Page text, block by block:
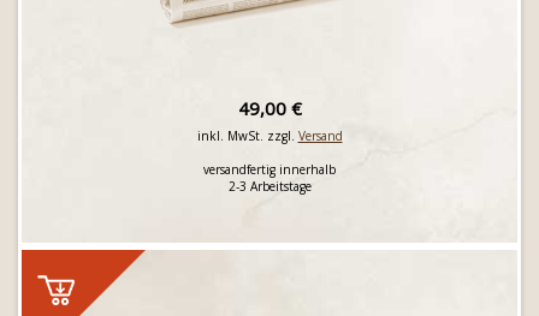
49,00 €
inkl. MwSt. zzgl. Versand
versandfertig innerhalb
2-3 Arbeitstage